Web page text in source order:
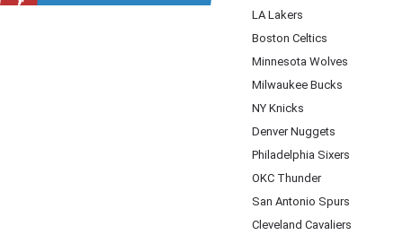
LA Lakers
Boston Celtics
Minnesota Wolves
Milwaukee Bucks
NY Knicks
Denver Nuggets
Philadelphia Sixers
OKC Thunder
San Antonio Spurs
Cleveland Cavaliers